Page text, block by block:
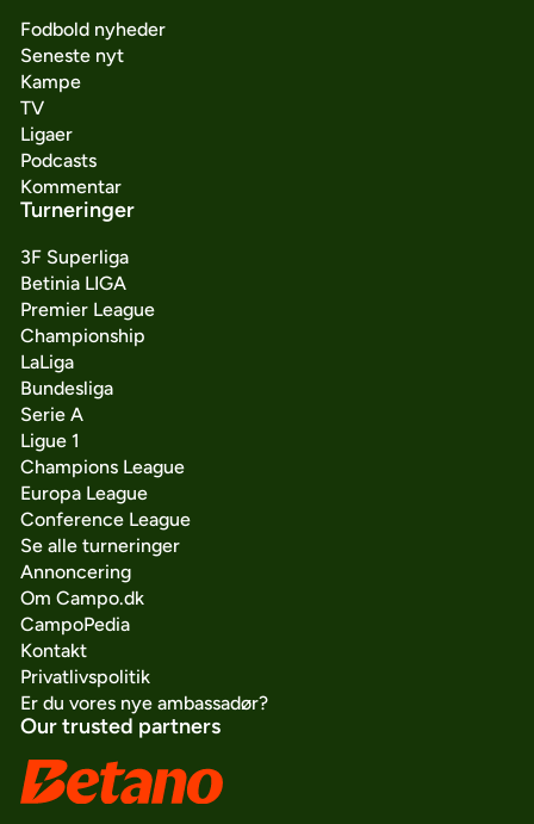
Fodbold nyheder
Seneste nyt
Kampe
TV
Ligaer
Podcasts
Kommentar
Turneringer
3F Superliga
Betinia LIGA
Premier League
Championship
LaLiga
Bundesliga
Serie A
Ligue 1
Champions League
Europa League
Conference League
Se alle turneringer
Annoncering
Om Campo.dk
CampoPedia
Kontakt
Privatlivspolitik
Er du vores nye ambassadør?
Our trusted partners